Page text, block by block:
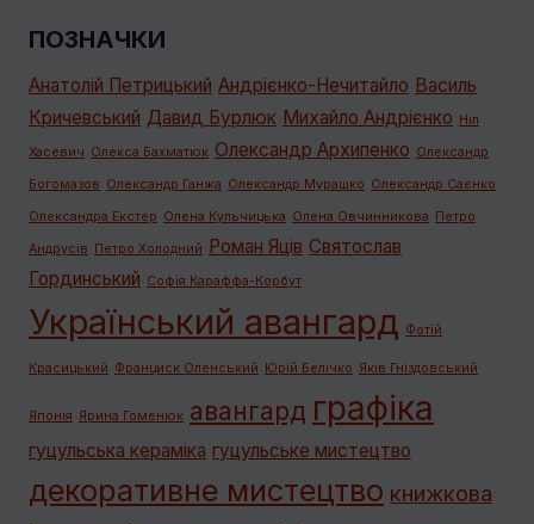
ПОЗНАЧКИ
Анатолій Петрицький Андрієнко-Нечитайло Василь
Кричевський Давид Бурлюк Михайло Андрієнко Ніл
Хасевич Олекса Бахматюк Олександр Архипенко Олександр
Богомазов Олександр Ганжа Олександр Мурашко Олександр Саєнко
Олександра Екстер Олена Кульчицька Олена Овчинникова Петро
Андрусів Петро Холодний Роман Яців Святослав
Гординський Софія Караффа-Корбут
Український авангард Фотій
Красицький Франциск Оленський Юрій Белічко Яків Гніздовський
Японія Ярина Гоменюк авангард графiка
гуцульська кераміка гуцульське мистецтво
декоративне мистецтво книжкова